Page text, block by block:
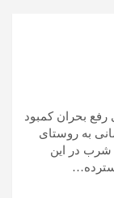
رفع بحران کمبود
به روستای
شرب در این